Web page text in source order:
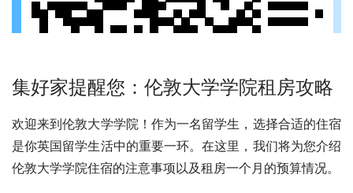
集好家提醒您：伦敦大学学院租房攻略
欢迎来到伦敦大学学院！作为一名留学生，选择合适的住宿
是你英国留学生活中的重要一环。在这里，我们将为您介绍
伦敦大学学院住宿的注意事项以及租房一个月的预算情况。